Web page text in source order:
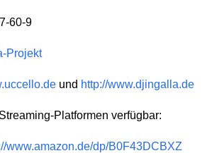
60-9
Projekt
und http://www.djingalla.de
Platformen verfügbar:
www.amazon.de/dp/B0F43DCBXZ